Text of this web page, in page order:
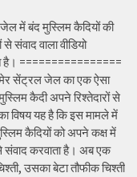
में बंद मुस्लिम कैदियों की
संवाद वाला वीडियो
है। ================
सेंट्रल जेल का एक ऐसा
कैदी अपने रिश्तेदारों से
विषय यह है कि इस मामले में
कैदियों को अपने कक्ष में
संवाद करवाता है। अब एक
उसका बेटा तौफीक चिश्ती